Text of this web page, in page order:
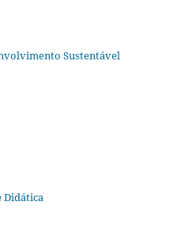
Sustentável
Didática